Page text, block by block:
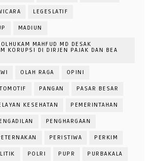
LEGESLATIF
MADIUN
MAHFUD MD DESAK
KORUPSI DI DIRJEN PAJAK DAN BEA
OLAH RAGA OPINI
PANGAN PASAR BESAR
KESEHATAN PEMERINTAHAN
PENGHARGAAN
PERISTIWA PERKIM
POLRI PUPR PURBAKALA